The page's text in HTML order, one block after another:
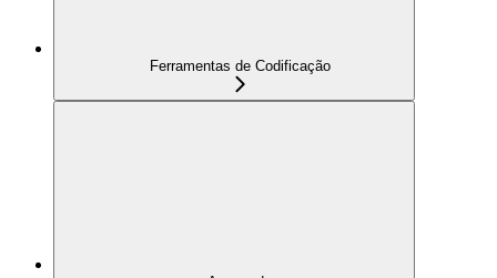
Ferramentas de Codificação